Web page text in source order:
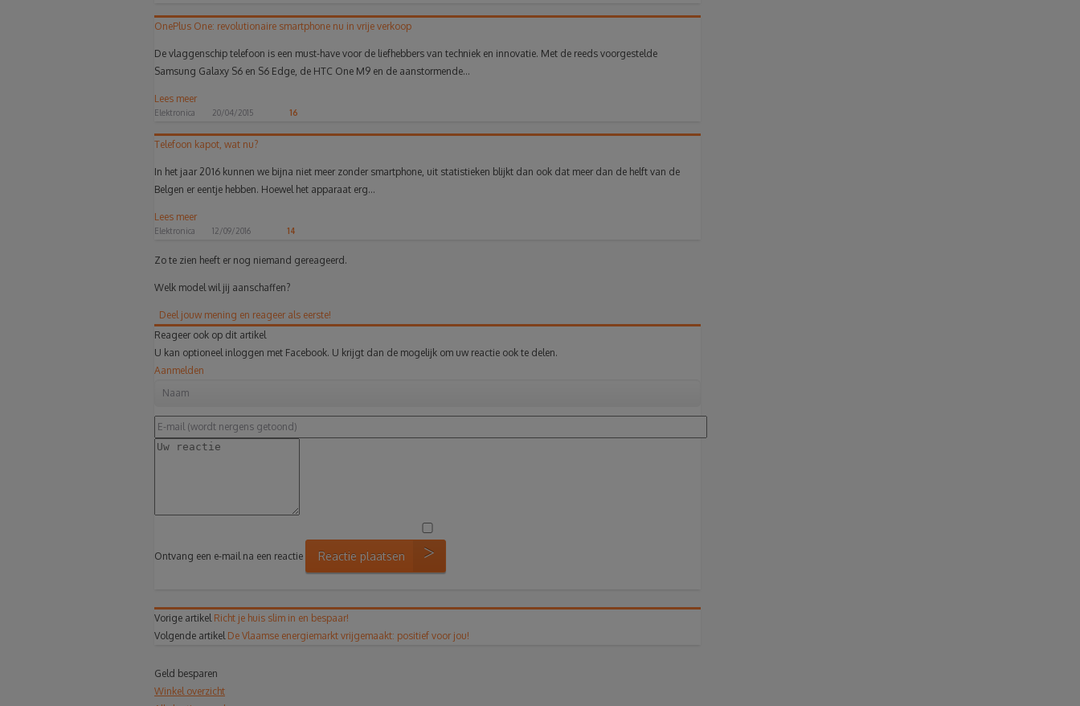
OnePlus One: revolutionaire smartphone nu in vrije verkoop
De vlaggenschip telefoon is een must-have voor de liefhebbers van techniek en innovatie. Met de reeds voorgestelde
Samsung Galaxy S6 en S6 Edge, de HTC One M9 en de aanstormende...
Lees meer
Elektronica 20/04/2015 16
Telefoon kapot, wat nu?
In het jaar 2016 kunnen we bijna niet meer zonder smartphone, uit statistieken blijkt dan ook dat meer dan de helft van de
Belgen er eentje hebben. Hoewel het apparaat erg...
Lees meer
Elektronica 12/09/2016 14
Zo te zien heeft er nog niemand gereageerd.
Welk model wil jij aanschaffen?
Deel jouw mening en reageer als eerste!
Reageer ook op dit artikel
U kan optioneel inloggen met Facebook. U krijgt dan de mogelijk om uw reactie ook te delen.
Aanmelden
Ontvang een e-mail na een reactie Reactie plaatsen
Vorige artikel Richt je huis slim in en bespaar!
Volgende artikel De Vlaamse energiemarkt vrijgemaakt: positief voor jou!
Geld besparen
Winkel overzicht